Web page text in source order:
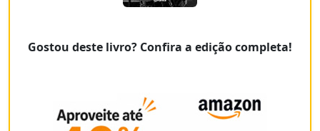
Gostou deste livro? Confira a edição completa!